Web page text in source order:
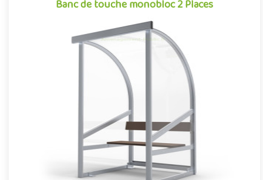
Banc de touche monobloc 2 Places
Banc de touche monobloc 2 Places
Indissociable des sports collectifs, le banc de touche est un
élément à part entière de l’aménagement des stades et des
terra..
Offre partenaire